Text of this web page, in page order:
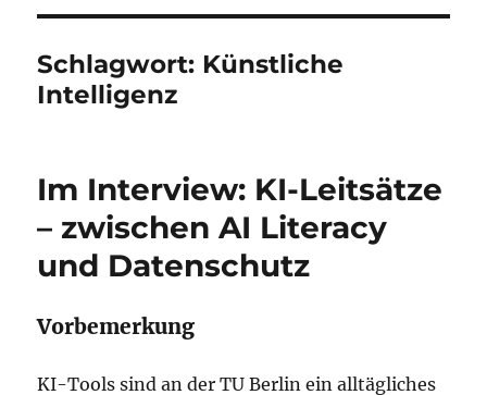
Schlagwort: Künstliche
Intelligenz
Im Interview: KI-Leitsätze
– zwischen AI Literacy
und Datenschutz
Vorbemerkung
KI-Tools sind an der TU Berlin ein alltägliches